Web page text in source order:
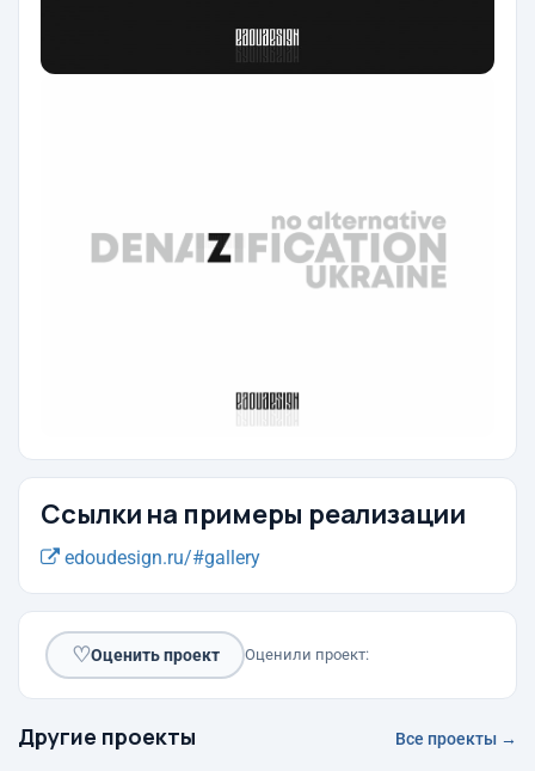
Ссылки на примеры реализации
edoudesign.ru/#gallery
♡Оценить проект Оценили проект:
Другие проекты Все проекты →